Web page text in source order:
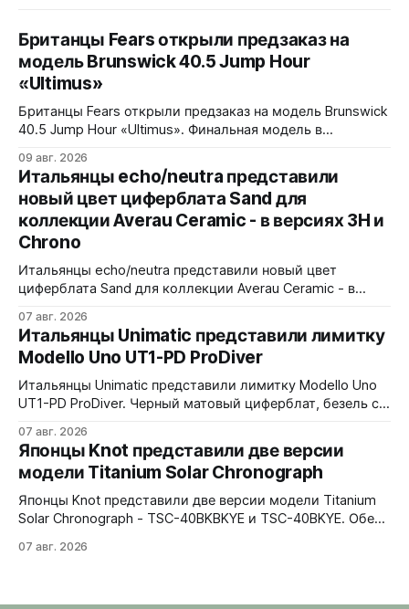
Британцы Fears открыли предзаказ на
модель Brunswick 40.5 Jump Hour
«Ultimus»
Британцы Fears открыли предзаказ на модель Brunswick
40.5 Jump Hour «Ultimus». Финальная модель в
с Andrew Morgan. Прыгающий час реализован на модуле
JJ01 (разработка Christopher Ward) на базе Sellita SW200.
Циферблат собран из трех элементов, находящихся над
люминесцентным часовым диском: внешний - сапфир с
09 авг. 2026
Итальянцы echo/neutra представили
новый цвет циферблата Sand для
коллекции Averau Ceramic - в версиях 3H и
Chrono
Итальянцы echo/neutra представили новый цвет
циферблата Sand для коллекции Averau Ceramic - в
контрастирует с тёмным корпусом из матовой чёрной
керамики и титана Grade 2. Сапфировое стекло с
куполом, завинчивающаяся заводная головка,
водозащита 100 метров. Ремешки на выбор - чёрный
текстильный, чёрный веганский (BioVeg из
07 авг. 2026
Итальянцы Unimatic представили лимитку
Modello Uno UT1-PD ProDiver
Итальянцы Unimatic представили лимитку Modello Uno
UT1-PD ProDiver. Черный матовый циферблат, безель с
стекло 2,5 мм с антибликом. Крышка с гравировкой
дайверской маски. Соответствует стандарту MIL-STD-
810H. Водозащита 300 метров. 40x41,5 мм Seiko VH31A
кварц На черном каучуковом ремешке
07 авг. 2026
Японцы Knot представили две версии
модели Titanium Solar Chronograph
Японцы Knot представили две версии модели Titanium
Solar Chronograph - TSC-40BKBKYE и TSC-40BKYE. Обе
у TSC-40BKBKYE жёлтые акценты на чёрном
07 авг. 2026